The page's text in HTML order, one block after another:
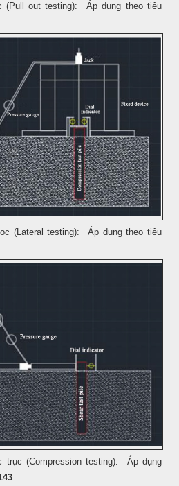
(Pull out testing): Áp dụng theo tiêu
(Lateral testing): Áp dụng theo tiêu
trục (Compression testing): Áp dụng